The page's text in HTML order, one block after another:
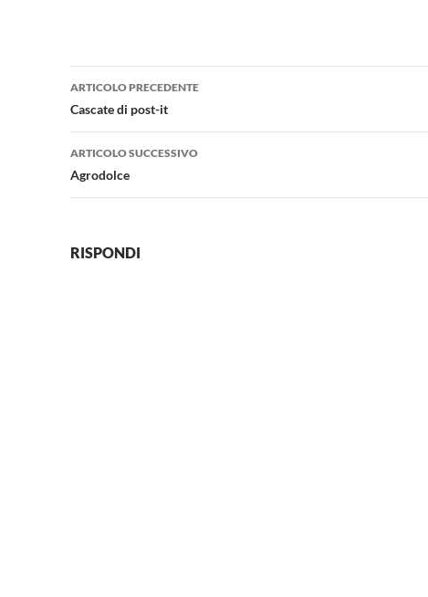
Navigazione
articolo
ARTICOLO PRECEDENTE
Cascate di post-it
ARTICOLO SUCCESSIVO
Agrodolce
RISPONDI